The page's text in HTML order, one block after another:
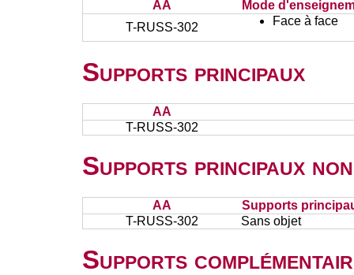
AA
Mode
T-RUSS-302
Face à face
Supports principaux
AA
T-RUSS-302
Supports principaux
AA
Supports
T-RUSS-302
Sans objet
Supports